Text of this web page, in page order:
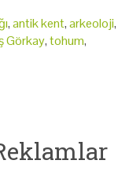
,antik kent,arkeoloji,
Görkay,tohum,